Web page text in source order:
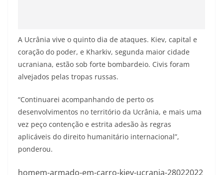
A Ucrânia vive o quinto dia de ataques. Kiev, capital e
coração do poder, e Kharkiv, segunda maior cidade
ucraniana, estão sob forte bombardeio. Civis foram
alvejados pelas tropas russas.
“Continuarei acompanhando de perto os
desenvolvimentos no território da Ucrânia, e mais uma
vez peço contenção e estrita adesão às regras
aplicáveis do direito humanitário internacional”,
ponderou.
homem-armado-em-carro-kiev-ucrania-28022022